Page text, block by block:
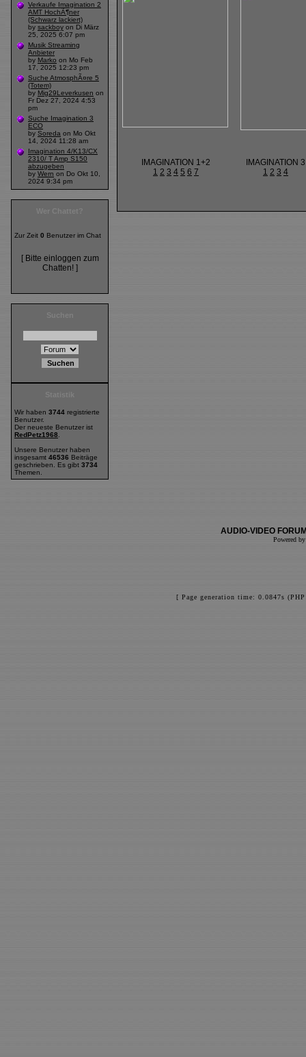
Verkaufe Imagination 2
AMT HochÃ¶ner
(Schwarz lackiert)
by sackboy on Di März
25, 2025 6:07 pm
Musik Streaming
Anbieter
by Marko on Mo Feb
17, 2025 12:23 pm
Suche AtmosphÃ¤re 5
(Totem)
by Mig29Leverkusen on
Fr Dez 27, 2024 4:53
pm
Suche Imagination 3
ECO
by Soreda on Mo Okt
14, 2024 11:28 am
Imagination 4/K13/CX
2310/ T Amp S150
abzugeben
by Wern on Do Okt 10,
2024 9:34 pm
Zur Zeit 0 Benutzer im Chat
[ Bitte einloggen zum
Chatten! ]
Wir haben 3744 registrierte
Benutzer.
Der neueste Benutzer ist
RedPetz1968
Unsere Benutzer haben
insgesamt 46536 Beiträge
geschrieben. Es gibt 3734
Themen.
IMAGINATION 1+2
1 2 3 4 5 6 7
IMAGINATION 3
1 2 3 4
AUDIO-VIDEO
Powered
[ Page generation time: 0.0847s